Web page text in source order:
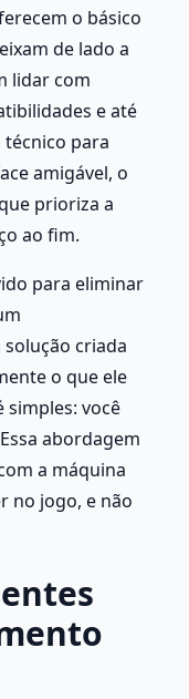
o básico
de lado a
lidar com
e até
para
amigável, o
prioriza a
ao fim.
para eliminar
criada
o que ele
simples: você
abordagem
a máquina
no jogo, e não